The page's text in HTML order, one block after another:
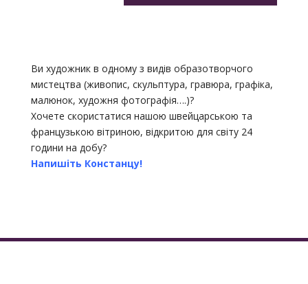
Ви художник в одному з видів образотворчого
мистецтва (живопис, скульптура, гравюра, графіка,
малюнок, художня фотографія….)?
Хочете скористатися нашою швейцарською та
французькою вітриною, відкритою для світу 24
години на добу?
Напишіть Констанцу!